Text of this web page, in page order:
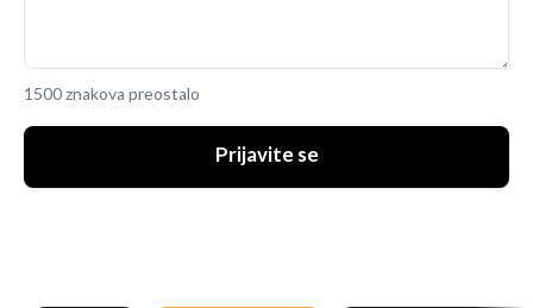
1500 znakova preostalo
Prijavite se